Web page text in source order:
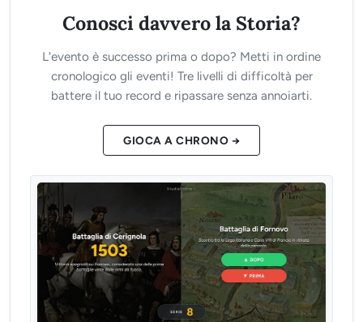
Conosci davvero la Storia?
L'evento è successo prima o dopo? Metti in ordine
cronologico gli eventi! Tre livelli di difficoltà per
battere il tuo record e ripassare senza annoiarti.
GIOCA A CHRONO →